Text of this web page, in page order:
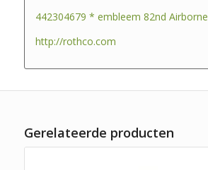
442304679 * embleem 82nd Airborne
http://rothco.com
Gerelateerde producten